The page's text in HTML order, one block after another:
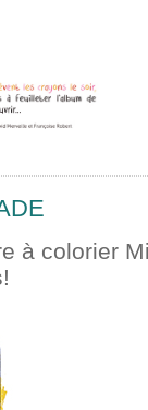
à colorier